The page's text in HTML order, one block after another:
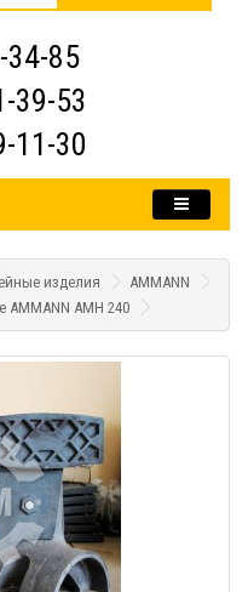
34-85
39-53
11-30
изделия
AMMANN
AMMANN AMH 240